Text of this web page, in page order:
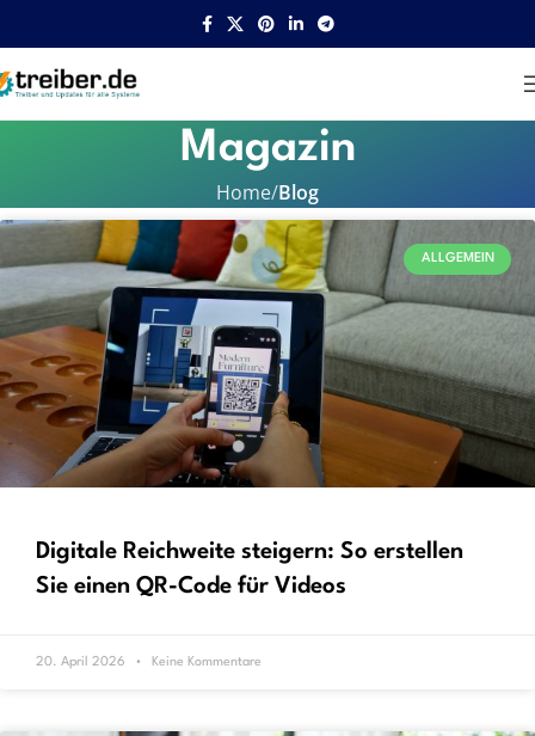
Magazin
Home Blog
ALLGEMEIN
Digitale Reichweite steigern: So erstellen
Sie einen QR-Code für Videos
20. April 2026 Keine Kommentare